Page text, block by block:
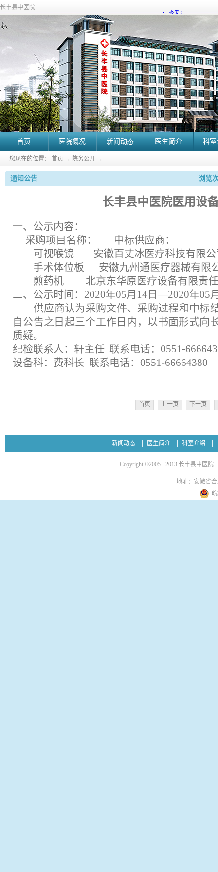
长丰县中医院
首页 医院概况 新闻动态 医生简介 科
您现在的位置： 首页 → 院务公开 →
通知公告 浏览
长丰县中医院医用设
一、公示内容：
采购项目名称： 中标供应商：
可视喉镜 安徽百丈冰医疗科技有限
手术体位板
安徽九州通医疗器械有限
煎药机
北京东华原医疗设备有限责
二、公示时间： 2020年05月 14 日 —2020年05
供应商认为采购文件、采购过程和中标
自公告之日起三个工作日内，以书面形式向
质疑。
纪检联系人：轩主任 联系电话：0551-
设备科：费科长 联系电话：0551-66664380
首页 上一页 下一页
新闻动态 医生简介 科室介绍
Copyright ©2005 - 2013 长丰县中医院
地址：安徽省